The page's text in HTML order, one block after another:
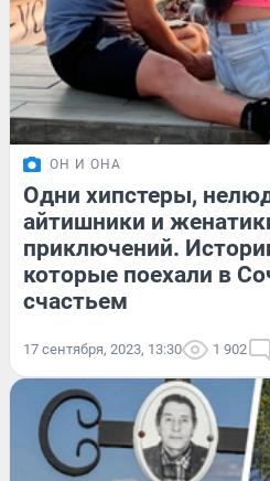
ОН И ОНА
Одни хипстеры,
айтишники и
приключений.
которые поехали в
счастьем
17 сентября, 2023, 13:30 1 902